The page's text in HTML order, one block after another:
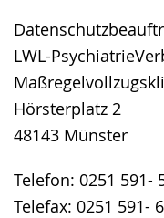
LWL-
Hörsterplatz 2
48143 Münster
Telefon: 0251 591-
Telefax: 0251 591-